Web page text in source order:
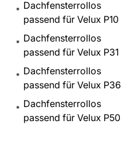
Dachfensterrollos
passend für Velux P10
Dachfensterrollos
passend für Velux P31
Dachfensterrollos
passend für Velux P36
Dachfensterrollos
passend für Velux P50